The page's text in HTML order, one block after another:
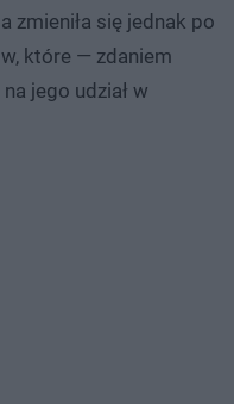
zmieniła się jednak po
które — zdaniem
jego udział w